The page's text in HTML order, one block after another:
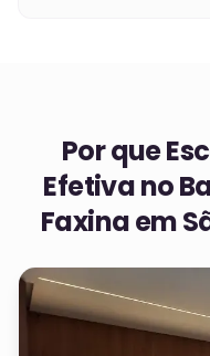
Por que
Efetiva no
Faxina em